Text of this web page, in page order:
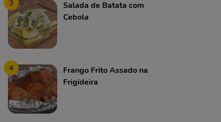
3
Salada de Batata com
Cebola
4
Frango Frito Assado na
Frigideira